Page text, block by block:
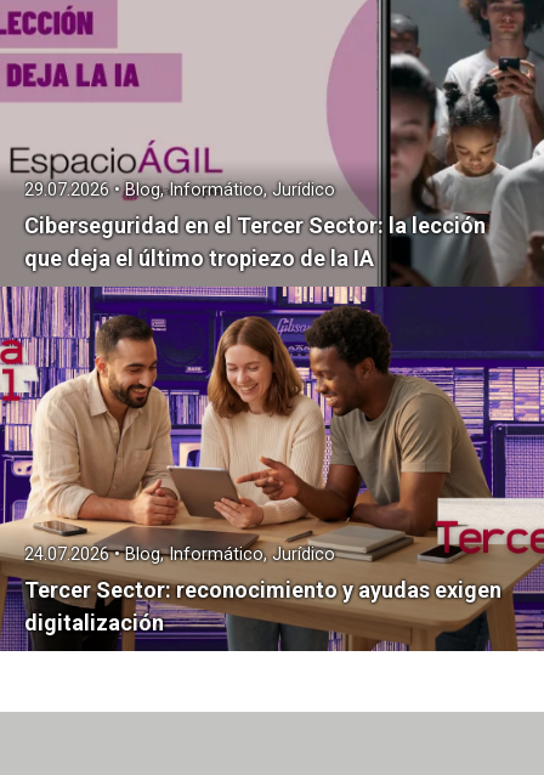
Ciberseguridad en el Tercer Sector: la lección
que deja el último tropiezo de la IA
29.07.2026 • Blog, Informático, Jurídico
Tercer Sector: reconocimiento y ayudas exigen
digitalización
24.07.2026 • Blog, Informático, Jurídico